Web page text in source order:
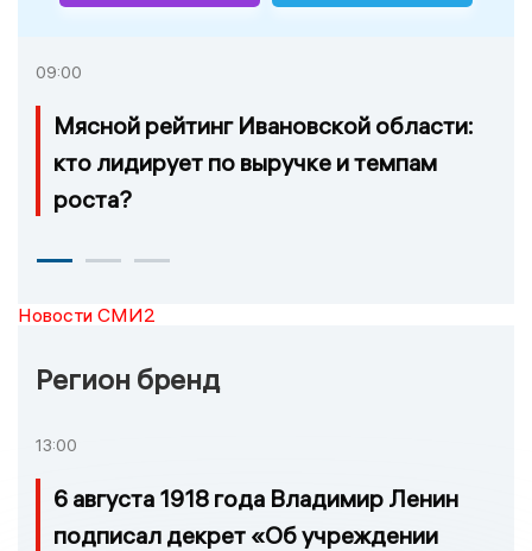
09:00
Мясной рейтинг Ивановской области:
кто лидирует по выручке и темпам
роста?
Новости СМИ2
Регион бренд
13:00
6 августа 1918 года Владимир Ленин
подписал декрет «Об учреждении